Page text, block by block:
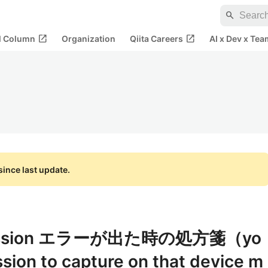
search
Column open_in_new Organization Qiita Careers open_in_new AI x Dev x
last update.
エラーが出た時の処方箋（yo
to capture on that device m